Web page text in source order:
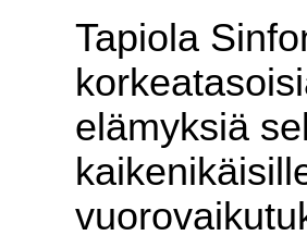
Tapiola
elämyksiä